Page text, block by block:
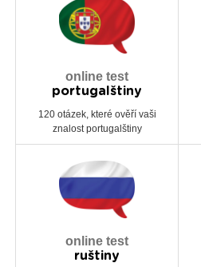
online test
portugalštiny
120 otázek, které ověří vaši
znalost portugalštiny
online test
ruštiny